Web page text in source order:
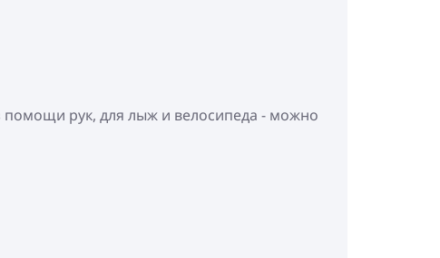
помощи рук, для лыж и велосипеда - можно